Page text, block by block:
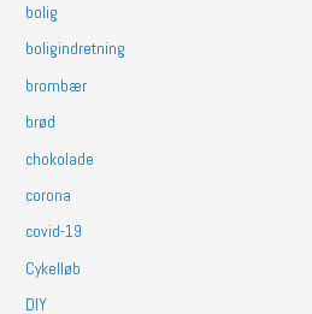
bolig
boligindretning
brombær
brød
chokolade
corona
covid-19
Cykelløb
DIY